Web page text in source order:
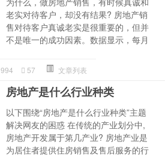
老实对待客户，却没有结果? 房地产销
售对待客户真诚老实是很重要的，但并
不是唯一的成功因素。数据显示，每月
994 57 文章列表
房地产是什么行业种类
以下围绕“房地产是什么行业种类”主题
解决网友的困惑 在传统的产业划分中,
房地产开发属于第几产业? 房地产业是
为居住者提供住房销售及售后服务的行